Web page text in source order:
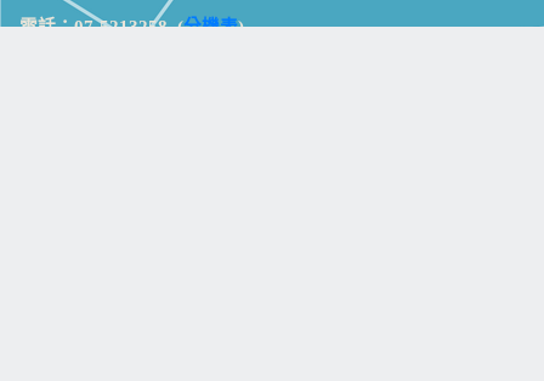
電話：07-5213258 (分機表)